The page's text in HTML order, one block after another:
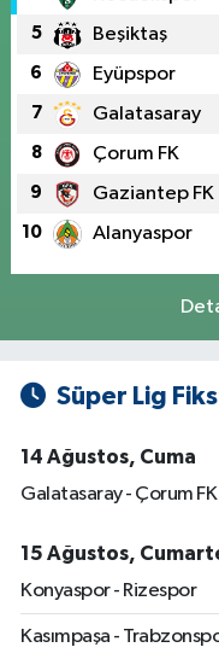
5 Beşiktaş
6 Eyüpspor
7 Galatasaray
8 Çorum FK
9 Gaziantep FK
10 Alanyaspor
Süper Lig
14 Ağustos, Cuma
Galatasaray - Çorum FK
15 Ağustos,
Konyaspor - Rizespor
Kasımpaşa -